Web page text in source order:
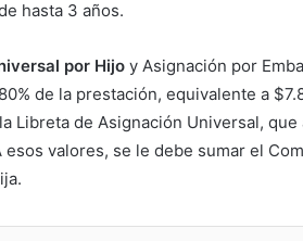
hasta 3 años.
por Hijo y Asignación por
de la prestación, equivalente a
Libreta de Asignación Universal, que
valores, se le debe sumar el